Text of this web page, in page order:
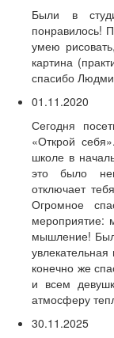
Были в
понравилось!
умею
картина
спасибо
01.11.2020
Сегодня
«Открой
школе в
это было
отключает
Огромное
мероприятие:
мышление!
конечно же
и всем
атмосферу
30.11.2025